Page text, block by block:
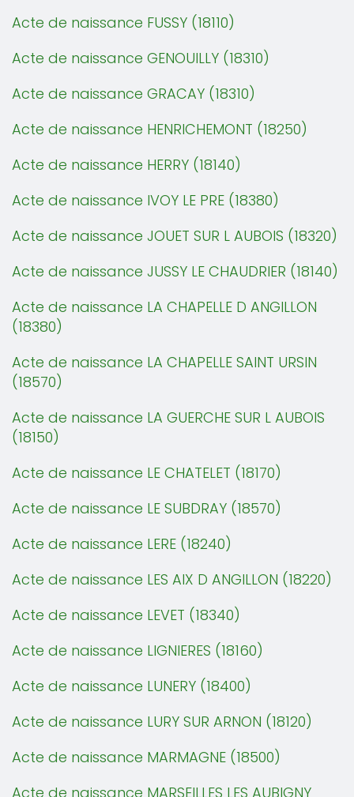
Acte de naissance FUSSY (18110)
Acte de naissance GENOUILLY (18310)
Acte de naissance GRACAY (18310)
Acte de naissance HENRICHEMONT (18250)
Acte de naissance HERRY (18140)
Acte de naissance IVOY LE PRE (18380)
Acte de naissance JOUET SUR L AUBOIS (18320)
Acte de naissance JUSSY LE CHAUDRIER (18140)
Acte de naissance LA CHAPELLE D ANGILLON
(18380)
Acte de naissance LA CHAPELLE SAINT URSIN
(18570)
Acte de naissance LA GUERCHE SUR L AUBOIS
(18150)
Acte de naissance LE CHATELET (18170)
Acte de naissance LE SUBDRAY (18570)
Acte de naissance LERE (18240)
Acte de naissance LES AIX D ANGILLON (18220)
Acte de naissance LEVET (18340)
Acte de naissance LIGNIERES (18160)
Acte de naissance LUNERY (18400)
Acte de naissance LURY SUR ARNON (18120)
Acte de naissance MARMAGNE (18500)
Acte de naissance MARSEILLES LES AUBIGNY